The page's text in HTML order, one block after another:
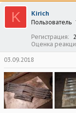
K Kirich
Пользователь
Регистрация
Оценка
03.09.2018